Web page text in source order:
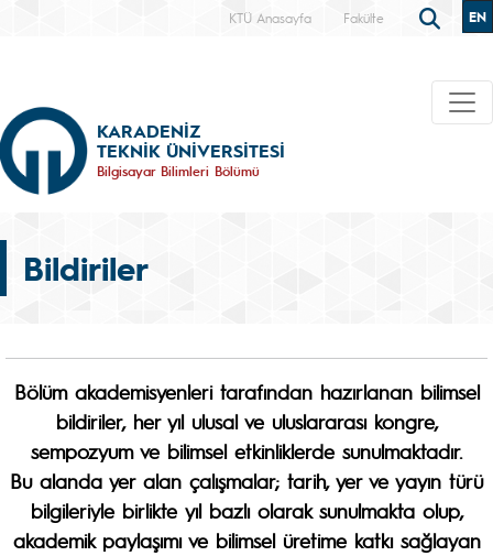
KTÜ Anasayfa Fakülte EN
KARADENİZ
TEKNİK ÜNİVERSİTESİ
Bilgisayar Bilimleri Bölümü
Bildiriler
Bölüm akademisyenleri tarafından hazırlanan bilimsel
bildiriler, her yıl ulusal ve uluslararası kongre,
sempozyum ve bilimsel etkinliklerde sunulmaktadır.
Bu alanda yer alan çalışmalar; tarih, yer ve yayın türü
bilgileriyle birlikte yıl bazlıolarak sunulmakta olup,
akademik paylaşımı ve bilimsel üretime katkı sağlayan